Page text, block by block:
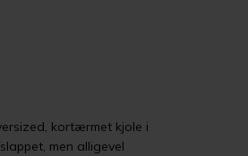
kortærmet kjole i
men alligevel